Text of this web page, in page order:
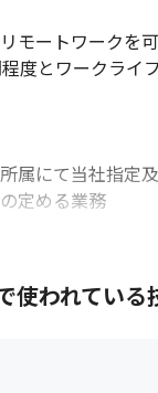
モートワークを可
度とワークライ
属にて当社指定
定める業務
使われている